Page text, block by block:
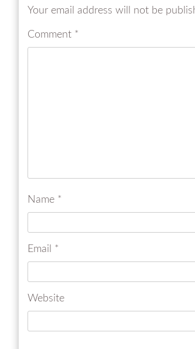
Your email address will not be
Comment *
Name *
Email *
Website